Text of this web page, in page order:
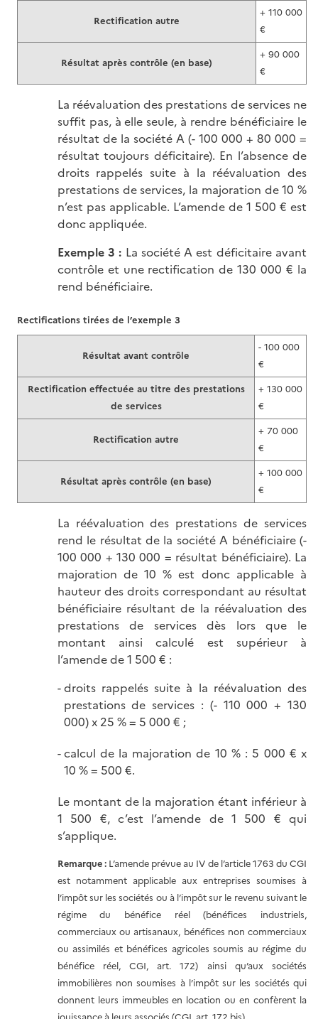
Rectification autre
+ 110 000
€
Résultat après contrôle (en base)
+ 90 000
€
La réévaluation des prestations de services ne
suffit pas, à elle seule, à rendre bénéficiaire le
résultat de la société A (- 100 000 + 80 000 =
résultat toujours déficitaire). En l’absence de
droits rappelés suite à la réévaluation des
prestations de services, la majoration de 10 %
n’est pas applicable. L’amende de 1 500 € est
donc appliquée.
Exemple 3 : La société A est déficitaire avant
contrôle et une rectification de 130 000 € la
rend bénéficiaire.
Rectifications tirées de l’exemple 3
Résultat avant contrôle
- 100 000
€
Rectification effectuée au titre des prestations
de services
+ 130 000
€
Rectification autre
+ 70 000
€
Résultat après contrôle (en base)
+ 100 000
€
La réévaluation des prestations de services
rend le résultat de la société A bénéficiaire (-
100 000 + 130 000 = résultat bénéficiaire). La
majoration de 10 % est donc applicable à
hauteur des droits correspondant au résultat
bénéficiaire résultant de la réévaluation des
prestations de services dès lors que le
montant ainsi calculé est supérieur à
l’amende de 1 500 € :
droits rappelés suite à la réévaluation des
prestations de services : (- 110 000 + 130
000) x 25 % = 5 000 € ;
calcul de la majoration de 10 % : 5 000 € x
10 % = 500 €.
Le montant de la majoration étant inférieur à
1 500 €, c’est l’amende de 1 500 € qui
s’applique.
Remarque :L’amende prévue au IV de l’article 1763 du CGI
est notamment applicable aux entreprises soumises à
l’impôt sur les sociétés ou à l’impôt sur le revenu suivant le
régime du bénéfice réel (bénéfices industriels,
commerciaux ou artisanaux, bénéfices non commerciaux
ou assimilés et bénéfices agricoles soumis au régime du
bénéfice réel, CGI, art. 172) ainsi qu’aux sociétés
immobilières non soumises à l’impôt sur les sociétés qui
donnent leurs immeubles en location ou en confèrent la